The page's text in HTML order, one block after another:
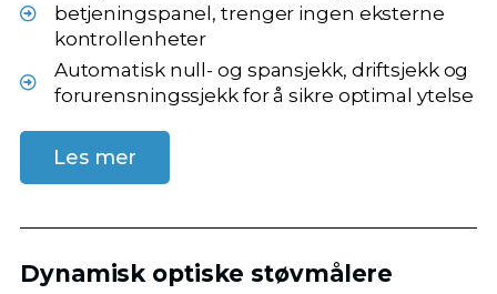
betjeningspanel, trenger ingen eksterne
kontrollenheter
Automatisk null- og spansjekk, driftsjekk og
forurensningssjekk for å sikre optimal ytelse
Les mer
Dynamisk optiske støvmålere